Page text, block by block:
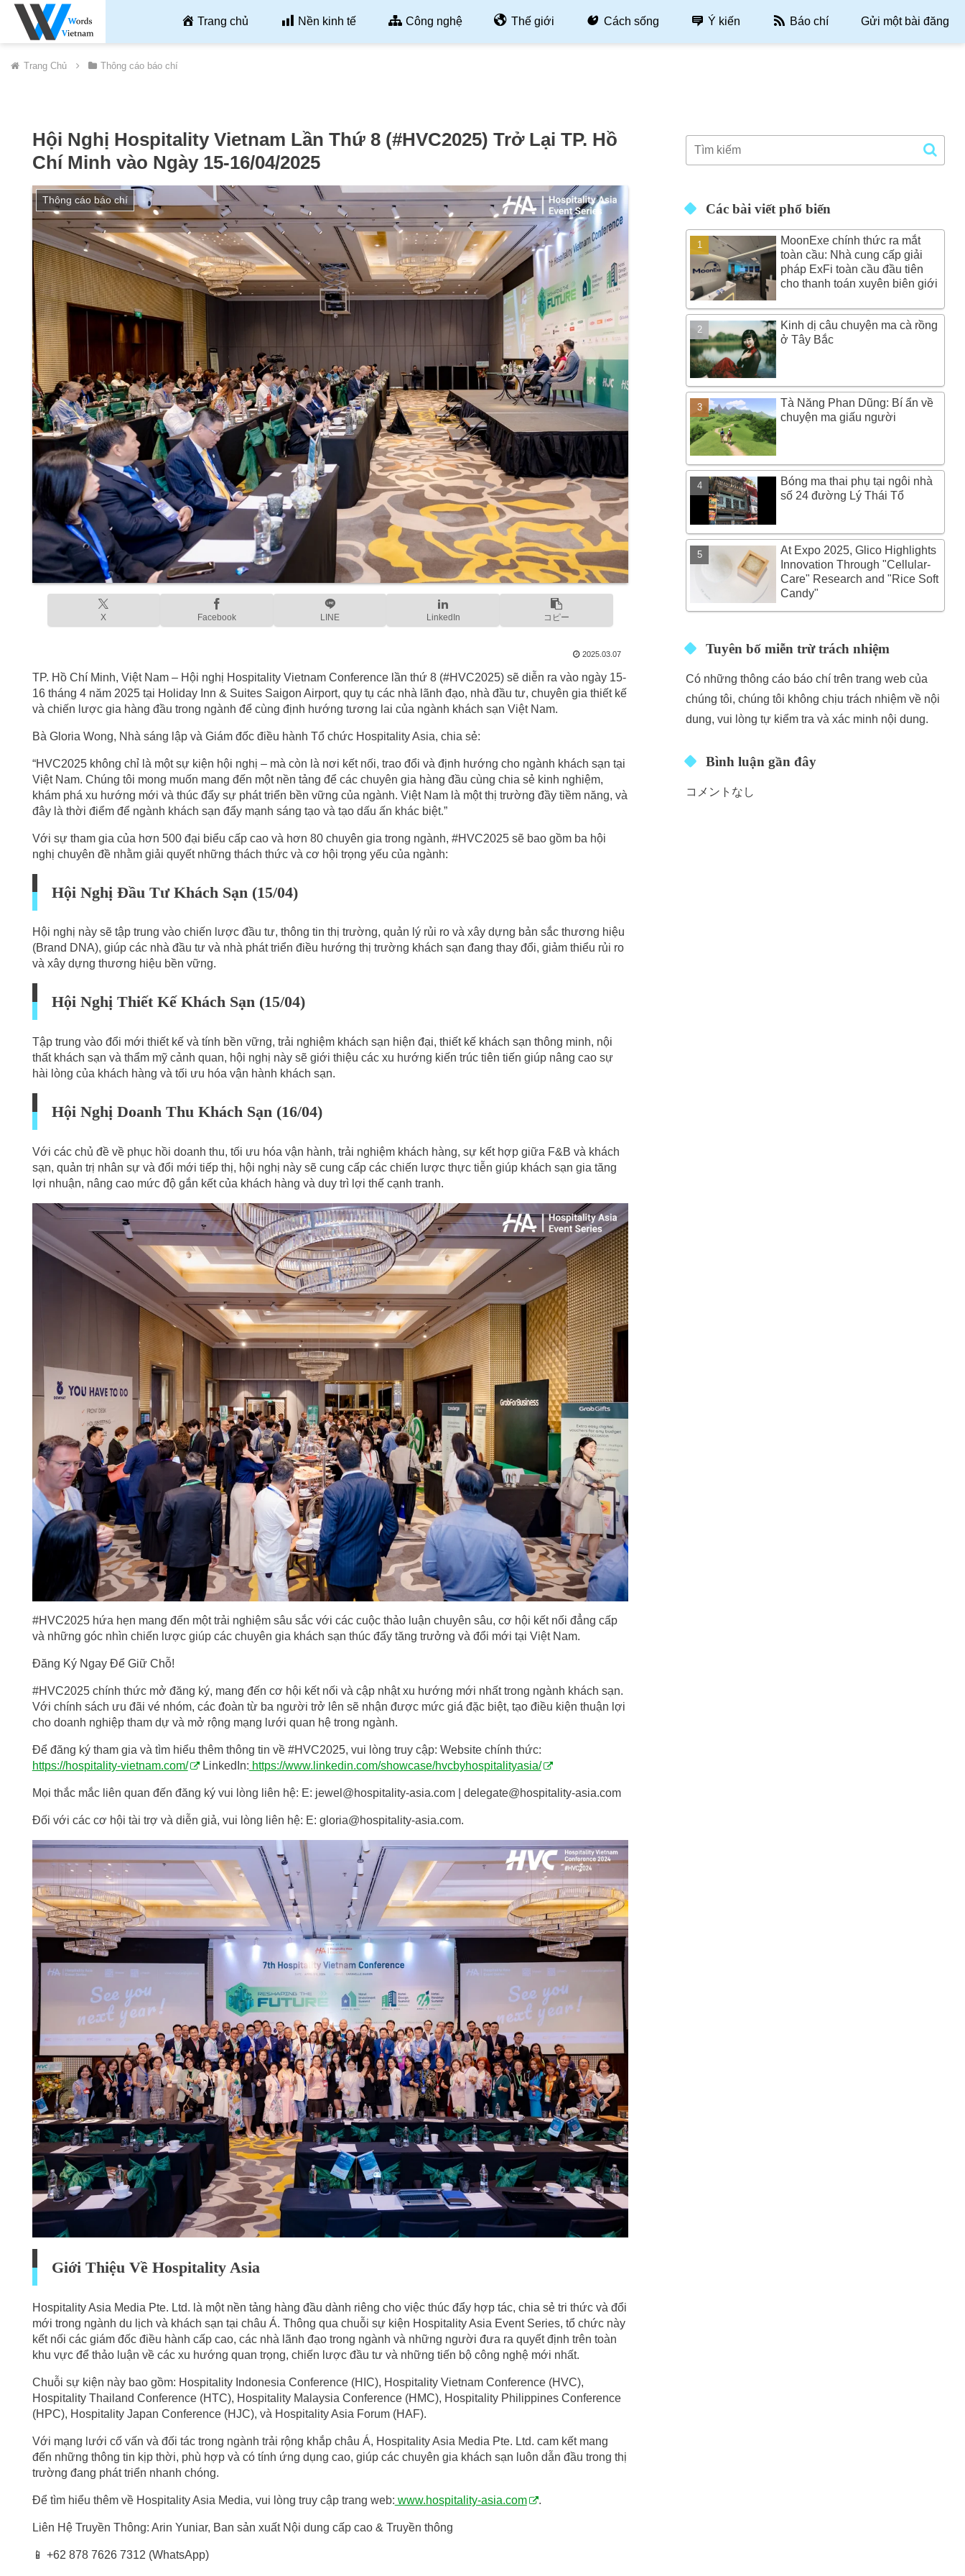
Trang chủ Nền kinh tế Công nghệ Thế giới Cách sống Ý kiến Báo chí Gửi một bài đăng
Trang Chủ Thông cáo báo chí
Hội Nghị Hospitality Vietnam Lần Thứ 8 (#HVC2025) Trở Lại TP. Hồ
Chí Minh vào Ngày 15-16/04/2025
Thông cáo báo chí
X Facebook LINE LinkedIn コピー
2025.03.07
TP. Hồ Chí Minh, Việt Nam – Hội nghị Hospitality Vietnam Conference lần thứ 8 (#HVC2025) sẽ diễn ra vào ngày 15-
16 tháng 4 năm 2025 tại Holiday Inn & Suites Saigon Airport, quy tụ các nhà lãnh đạo, nhà đầu tư, chuyên gia thiết kế
và chiến lược gia hàng đầu trong ngành để cùng định hướng tương lai của ngành khách sạn Việt Nam.
Bà Gloria Wong, Nhà sáng lập và Giám đốc điều hành Tổ chức Hospitality Asia, chia sẻ:
“HVC2025 không chỉ là một sự kiện hội nghị – mà còn là nơi kết nối, trao đổi và định hướng cho ngành khách sạn tại
Việt Nam. Chúng tôi mong muốn mang đến một nền tảng để các chuyên gia hàng đầu cùng chia sẻ kinh nghiệm,
khám phá xu hướng mới và thúc đẩy sự phát triển bền vững của ngành. Việt Nam là một thị trường đầy tiềm năng, và
đây là thời điểm để ngành khách sạn đẩy mạnh sáng tạo và tạo dấu ấn khác biệt.”
Với sự tham gia của hơn 500 đại biểu cấp cao và hơn 80 chuyên gia trong ngành, #HVC2025 sẽ bao gồm ba hội
nghị chuyên đề nhằm giải quyết những thách thức và cơ hội trọng yếu của ngành:
Hội Nghị Đầu Tư Khách Sạn (15/04)
Hội nghị này sẽ tập trung vào chiến lược đầu tư, thông tin thị trường, quản lý rủi ro và xây dựng bản sắc thương hiệu
(Brand DNA), giúp các nhà đầu tư và nhà phát triển điều hướng thị trường khách sạn đang thay đổi, giảm thiểu rủi ro
và xây dựng thương hiệu bền vững.
Hội Nghị Thiết Kế Khách Sạn (15/04)
Tập trung vào đổi mới thiết kế và tính bền vững, trải nghiệm khách sạn hiện đại, thiết kế khách sạn thông minh, nội
thất khách sạn và thẩm mỹ cảnh quan, hội nghị này sẽ giới thiệu các xu hướng kiến trúc tiên tiến giúp nâng cao sự
hài lòng của khách hàng và tối ưu hóa vận hành khách sạn.
Hội Nghị Doanh Thu Khách Sạn (16/04)
Với các chủ đề về phục hồi doanh thu, tối ưu hóa vận hành, trải nghiệm khách hàng, sự kết hợp giữa F&B và khách
sạn, quản trị nhân sự và đổi mới tiếp thị, hội nghị này sẽ cung cấp các chiến lược thực tiễn giúp khách sạn gia tăng
lợi nhuận, nâng cao mức độ gắn kết của khách hàng và duy trì lợi thế cạnh tranh.
#HVC2025 hứa hẹn mang đến một trải nghiệm sâu sắc với các cuộc thảo luận chuyên sâu, cơ hội kết nối đẳng cấp
và những góc nhìn chiến lược giúp các chuyên gia khách sạn thúc đẩy tăng trưởng và đổi mới tại Việt Nam.
Đăng Ký Ngay Để Giữ Chỗ!
#HVC2025 chính thức mở đăng ký, mang đến cơ hội kết nối và cập nhật xu hướng mới nhất trong ngành khách sạn.
Với chính sách ưu đãi vé nhóm, các đoàn từ ba người trở lên sẽ nhận được mức giá đặc biệt, tạo điều kiện thuận lợi
cho doanh nghiệp tham dự và mở rộng mạng lưới quan hệ trong ngành.
Để đăng ký tham gia và tìm hiểu thêm thông tin về #HVC2025, vui lòng truy cập: Website chính thức:
https://hospitality-vietnam.com/
LinkedIn: https://www.linkedin.com/showcase/hvcbyhospitalityasia/
Mọi thắc mắc liên quan đến đăng ký vui lòng liên hệ: E: jewel@hospitality-asia.com| delegate@hospitality-asia.com
Đối với các cơ hội tài trợ và diễn giả, vui lòng liên hệ: E: gloria@hospitality-asia.com.
Giới Thiệu Về Hospitality Asia
Hospitality Asia Media Pte. Ltd. là một nền tảng hàng đầu dành riêng cho việc thúc đẩy hợp tác, chia sẻ tri thức và đổi
mới trong ngành du lịch và khách sạn tại châu Á. Thông qua chuỗi sự kiện Hospitality Asia Event Series, tổ chức này
kết nối các giám đốc điều hành cấp cao, các nhà lãnh đạo trong ngành và những người đưa ra quyết định trên toàn
khu vực để thảo luận về các xu hướng quan trọng, chiến lược đầu tư và những tiến bộ công nghệ mới nhất.
Chuỗi sự kiện này bao gồm: Hospitality Indonesia Conference (HIC), Hospitality Vietnam Conference (HVC),
Hospitality Thailand Conference (HTC), Hospitality Malaysia Conference (HMC), Hospitality Philippines Conference
(HPC), Hospitality Japan Conference (HJC), và Hospitality Asia Forum (HAF).
Với mạng lưới cố vấn và đối tác trong ngành trải rộng khắp châu Á, Hospitality Asia Media Pte. Ltd. cam kết mang
đến những thông tin kịp thời, phù hợp và có tính ứng dụng cao, giúp các chuyên gia khách sạn luôn dẫn đầu trong thị
trường đang phát triển nhanh chóng.
Để tìm hiểu thêm về Hospitality Asia Media, vui lòng truy cập trang web: www.hospitality-asia.com .
Liên Hệ Truyền Thông: Arin Yuniar, Ban sản xuất Nội dung cấp cao & Truyền thông
📱 +62 878 7626 7312 (WhatsApp)
Các bài viết phổ biến
MoonExe chính thức ra mắt
toàn cầu: Nhà cung cấp giải
pháp ExFi toàn cầu đầu tiên
cho thanh toán xuyên biên giới
Kinh dị câu chuyện ma cà rồng
ở Tây Bắc
Tà Năng Phan Dũng: Bí ẩn về
chuyện ma giấu người
Bóng ma thai phụ tại ngôi nhà
số 24 đường Lý Thái Tổ
At Expo 2025, Glico Highlights
Innovation Through "Cellular-
Care" Research and "Rice Soft
Candy"
Tuyên bố miễn trừ trách nhiệm
Có những thông cáo báo chí trên trang web của
chúng tôi, chúng tôi không chịu trách nhiệm về nội
dung, vui lòng tự kiểm tra và xác minh nội dung.
Bình luận gần đây
コメントなし